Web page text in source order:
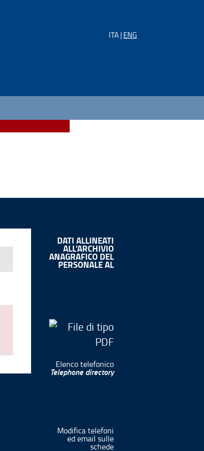
ITA |ENG
DATI ALLINEATI
ALL'ARCHIVIO
ANAGRAFICO DEL
PERSONALE AL
Elenco telefonico
Telephone directory
Modifica telefoni
ed email sulle
schede